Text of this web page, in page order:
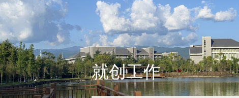
就创工作